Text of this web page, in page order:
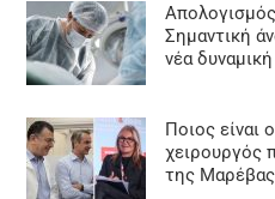
Σημαντική
νέα
Ποιος είναι
χειρουργός
της